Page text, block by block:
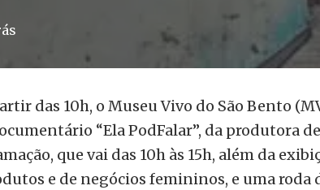
das 10h, o Museu Vivo do São Bento
“Ela PodFalar”, da produtora
que vai das 10h às 15h, além da
e de negócios femininos, e uma roda